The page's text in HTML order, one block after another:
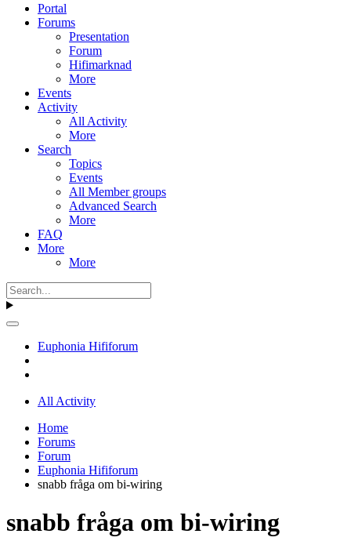
Portal
Forums
Presentation
Forum
Hifimarknad
More
Events
Activity
All Activity
More
Search
Topics
Events
All Member groups
Advanced Search
More
FAQ
More
More
Euphonia Hififorum
All Activity
Home
Forums
Forum
Euphonia Hififorum
snabb fråga om bi-wiring
snabb fråga om bi-wiring